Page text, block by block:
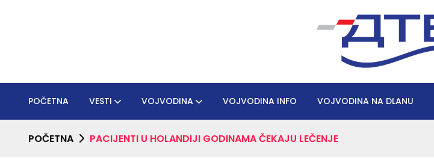
POČETNA VESTI VOJVODINA VOJVODINA INFO VOJVODINA NA DLANU
POČETNA PACIJENTI U HOLANDIJI GODINAMA ČEKAJU LEČENJE